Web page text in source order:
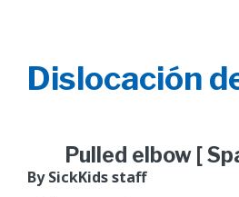
Dislocación
Pulled elbow [
By SickKids staff